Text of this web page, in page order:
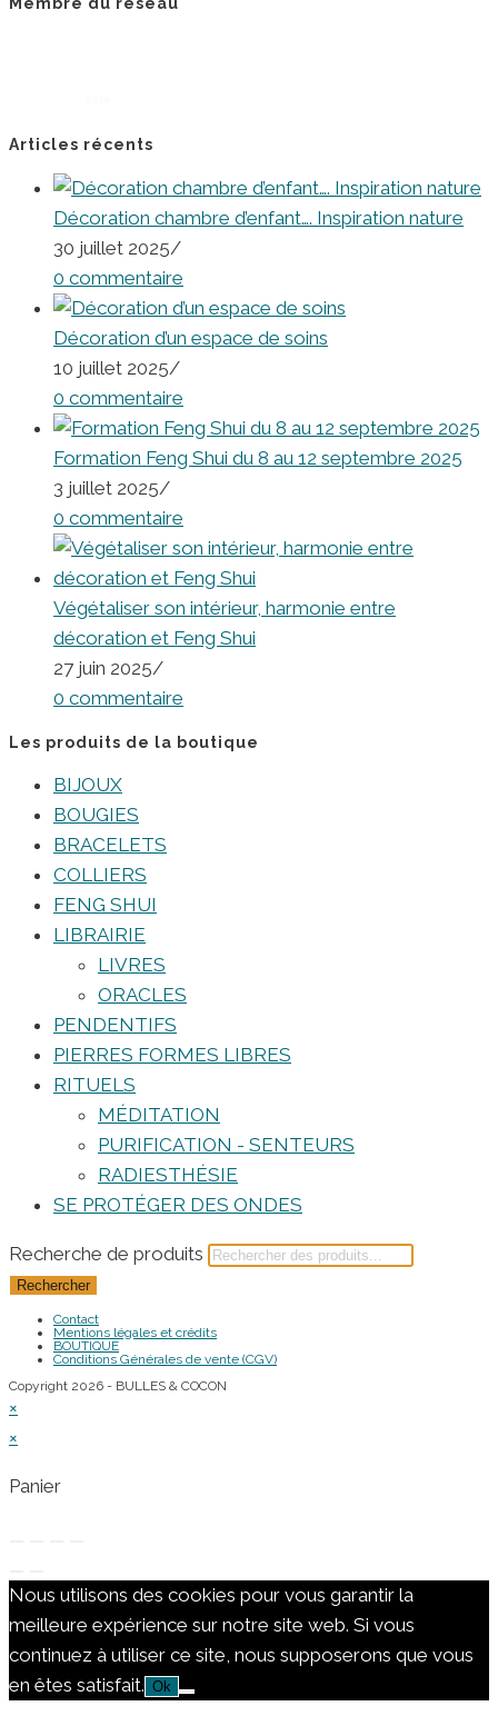
Articles récents
Décoration chambre d’enfant…. Inspiration nature
30 juillet 2025/
0 commentaire
Décoration d’un espace de soins
10 juillet 2025/
0 commentaire
Formation Feng Shui du 8 au 12 septembre 2025
3 juillet 2025/
0 commentaire
Végétaliser son intérieur, harmonie entre
décoration et Feng Shui
27 juin 2025/
0 commentaire
Les produits de la boutique
BIJOUX
BOUGIES
BRACELETS
COLLIERS
FENG SHUI
LIBRAIRIE
LIVRES
ORACLES
PENDENTIFS
PIERRES FORMES LIBRES
RITUELS
MÉDITATION
PURIFICATION - SENTEURS
RADIESTHÉSIE
SE PROTÉGER DES ONDES
Recherche de produits
Rechercher
Contact
Mentions légales et crédits
BOUTIQUE
Conditions Générales de vente (CGV)
Copyright 2026 - BULLES & COCON
×
×
Panier
Nous utilisons des cookies pour vous garantir la
meilleure expérience sur notre site web. Si vous
continuez à utiliser ce site, nous supposerons que vous
en êtes satisfait. Ok